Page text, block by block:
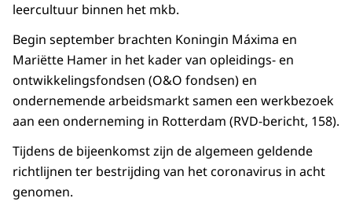
leercultuur binnen het mkb.
Begin september brachten Koningin Máxima en
Mariëtte Hamer in het kader van opleidings- en
ontwikkelingsfondsen (O&O fondsen) en
ondernemende arbeidsmarkt samen een werkbezoek
aan een onderneming in Rotterdam (RVD-bericht, 158).
Tijdens de bijeenkomst zijn de algemeen geldende
richtlijnen ter bestrijding van het coronavirus in acht
genomen.